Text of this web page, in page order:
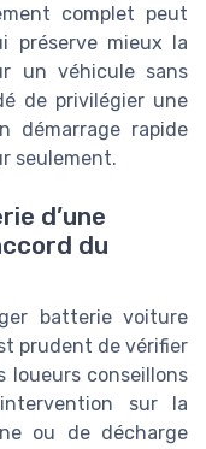
complet peut
préserve mieux la
un véhicule sans
de privilégier une
démarrage rapide
seulement.
d’une
du
batterie voiture
prudent de vérifier
loueurs conseillons
sur la
ou de décharge